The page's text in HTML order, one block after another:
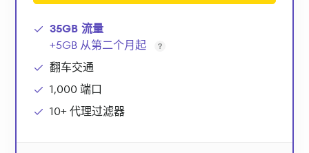
35GB 流量
+5GB 从第二个月起
翻车交通
1,000 端口
10+ 代理过滤器